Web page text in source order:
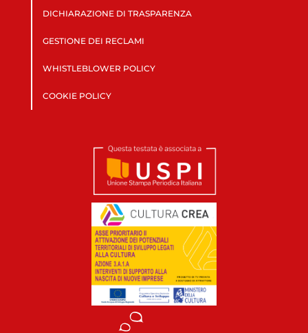
DICHIARAZIONE DI TRASPARENZA
GESTIONE DEI RECLAMI
WHISTLEBLOWER POLICY
COOKIE POLICY